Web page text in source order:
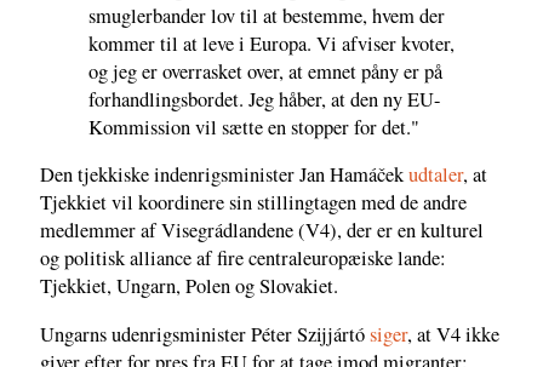
smuglerbander lov til at bestemme, hvem der
kommer til at leve i Europa. Vi afviser kvoter,
og jeg er overrasket over, at emnet påny er på
forhandlingsbordet. Jeg håber, at den ny EU-
Kommission vil sætte en stopper for det."
Den tjekkiske indenrigsminister Jan Hamáčekudtaler, at
Tjekkiet vil koordinere sin stillingtagen med de andre
medlemmer af Visegrádlandene (V4), der er en kulturel
og politisk alliance af fire centraleuropæiske lande:
Tjekkiet, Ungarn, Polen og Slovakiet.
Ungarns udenrigsminister Péter Szijjártósiger, at V4 ikke